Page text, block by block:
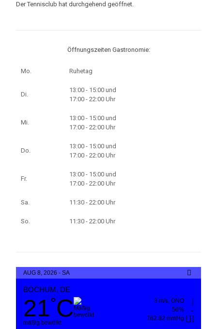
Der Tennisclub hat durchgehend geöffnet.
Öffnungszeiten Gastronomie:
Mo. Ruhetag
Di.
13:00 - 15:00 und
17:00 - 22:00 Uhr
Mi.
13:00 - 15:00 und
17:00 - 22:00 Uhr
Do.
13:00 - 15:00 und
17:00 - 22:00 Uhr
Fr.
13:00 - 15:00 und
17:00 - 22:00 Uhr
Sa. 11:30 - 22:00 Uhr
So. 11:30 - 22:00 Uhr
AUG 8, 2026 - SA
BOCHUM, DE
21°C
mäßig bewölkt
3 m/s, ONO
56%
762.82 mmHg